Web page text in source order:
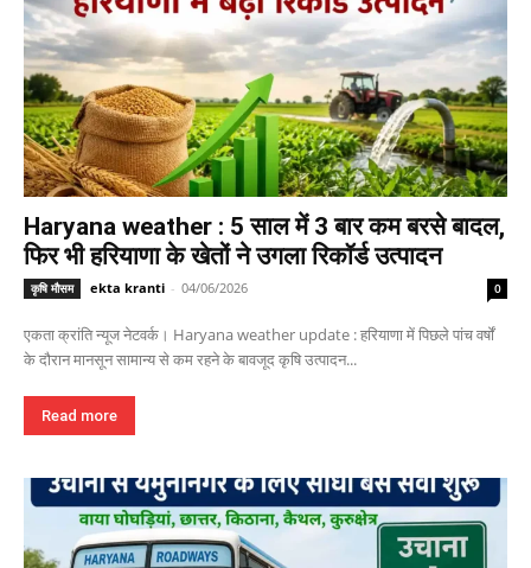
Haryana weather : 5 साल में 3 बार कम बरसे बादल,
फिर भी हरियाणा के खेतों ने उगला रिकॉर्ड उत्पादन
कृषि मौसम ekta kranti - 04/06/2026 0
एकता क्रांति न्यूज नेटवर्क। Haryana weather update : हरियाणा में पिछले पांच वर्षों
के दौरान मानसून सामान्य से कम रहने के बावजूद कृषि उत्पादन...
Read more